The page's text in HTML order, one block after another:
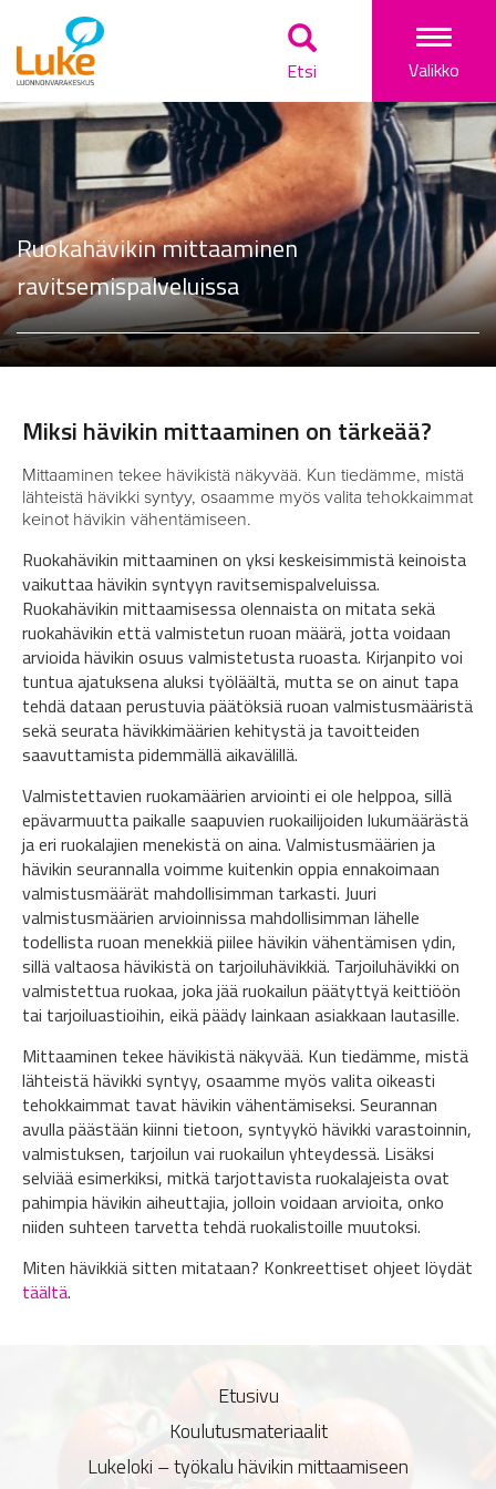
Etsi Valikko
Ruokahävikin mittaaminen
ravitsemispalveluissa
Miksi hävikin mittaaminen on tärkeää?
Mittaaminen tekee hävikistä näkyvää. Kun tiedämme, mistä
lähteistä hävikki syntyy, osaamme myös valita tehokkaimmat
keinot hävikin vähentämiseen.
Ruokahävikin mittaaminen on yksi keskeisimmistä keinoista
vaikuttaa hävikin syntyyn ravitsemispalveluissa.
Ruokahävikin mittaamisessa olennaista on mitata sekä
ruokahävikin että valmistetun ruoan määrä, jotta voidaan
arvioida hävikin osuus valmistetusta ruoasta. Kirjanpito voi
tuntua ajatuksena aluksi työläältä, mutta se on ainut tapa
tehdä dataan perustuvia päätöksiä ruoan valmistusmääristä
sekä seurata hävikkimäärien kehitystä ja tavoitteiden
saavuttamista pidemmällä aikavälillä.
Valmistettavien ruokamäärien arviointi ei ole helppoa, sillä
epävarmuutta paikalle saapuvien ruokailijoiden lukumäärästä
ja eri ruokalajien menekistä on aina. Valmistusmäärien ja
hävikin seurannalla voimme kuitenkin oppia ennakoimaan
valmistusmäärät mahdollisimman tarkasti. Juuri
valmistusmäärien arvioinnissa mahdollisimman lähelle
todellista ruoan menekkiä piilee hävikin vähentämisen ydin,
sillä valtaosa hävikistä on tarjoiluhävikkiä. Tarjoiluhävikki on
valmistettua ruokaa, joka jää ruokailun päätyttyä keittiöön
tai tarjoiluastioihin, eikä päädy lainkaan asiakkaan lautasille.
Mittaaminen tekee hävikistä näkyvää. Kun tiedämme, mistä
lähteistä hävikki syntyy, osaamme myös valita oikeasti
tehokkaimmat tavat hävikin vähentämiseksi. Seurannan
avulla päästään kiinni tietoon, syntyykö hävikki varastoinnin,
valmistuksen, tarjoilun vai ruokailun yhteydessä. Lisäksi
selviää esimerkiksi, mitkä tarjottavista ruokalajeista ovat
pahimpia hävikin aiheuttajia, jolloin voidaan arvioita, onko
niiden suhteen tarvetta tehdä ruokalistoille muutoksi.
Miten hävikkiä sitten mitataan? Konkreettiset ohjeet löydät
täältä.
Etusivu
Koulutusmateriaalit
Lukeloki – työkalu hävikin mittaamiseen